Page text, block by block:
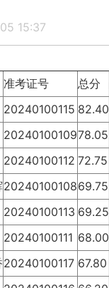
15:37
准考证号 总分
20240100115 82.40
2024010010978.05
20240100112 72.75
2024010010869.75
20240100113 69.25
20240100111 68.00
20240100117 67.80